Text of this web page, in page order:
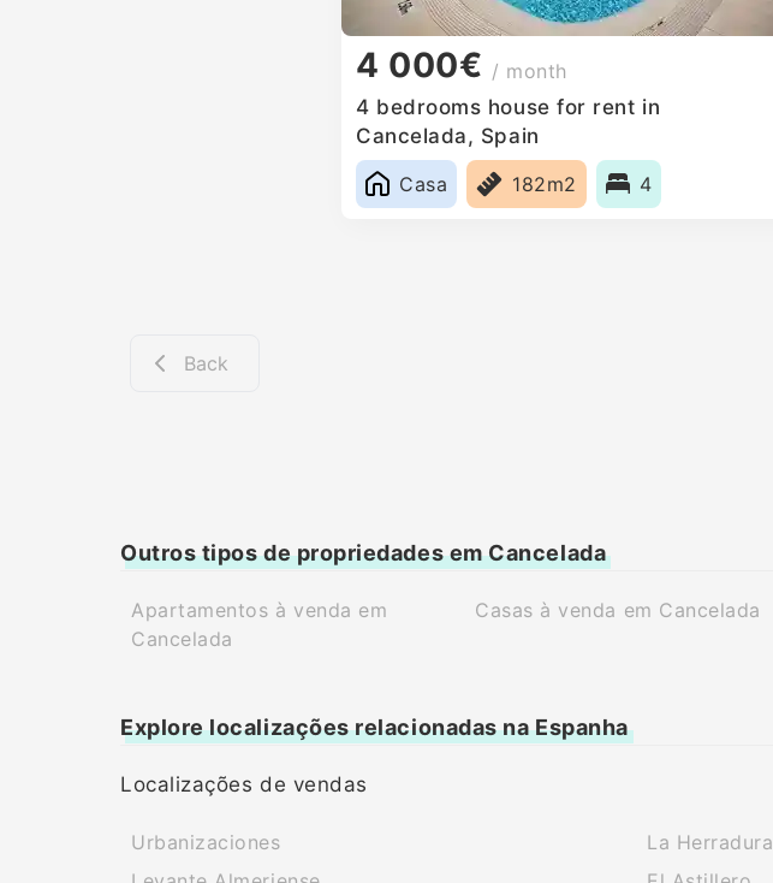
4 000€ / month
4 bedrooms house for rent in
Cancelada, Spain
Casa
182m2 4
Back
Outros tipos de propriedades em Cancelada
Apartamentos à venda em
Cancelada
Casas à venda em Cancelada
Explore localizações relacionadas na Espanha
Localizações de vendas
Urbanizaciones
La Herradura